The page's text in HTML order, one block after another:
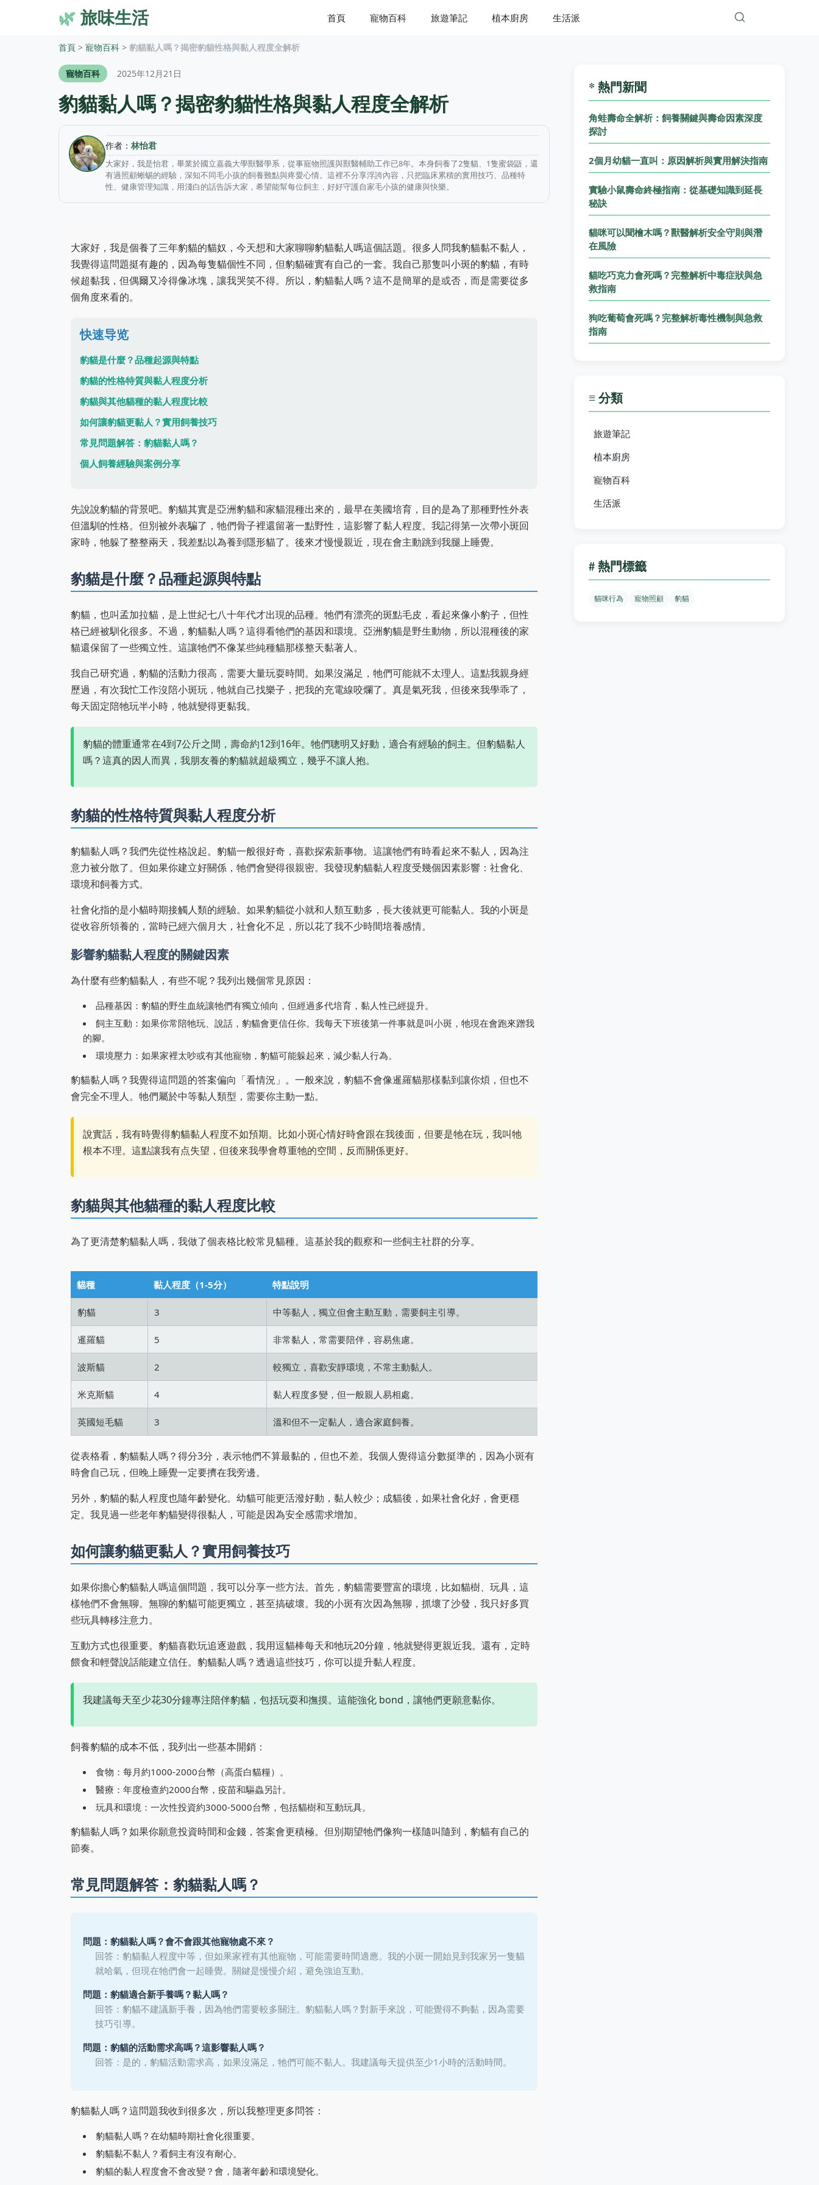
🌿旅味生活 首頁 寵物百科 旅遊筆記 植本廚房 生活派
首頁 > 寵物百科 > 豹貓黏人嗎？揭密豹貓性格與黏人程度全解析
寵物百科 2025年12月21日
豹貓黏人嗎？揭密豹貓性格與黏人程度全解析
作者： 林怡君
大家好，我是怡君，畢業於國立嘉義大學獸醫學系，從事寵物照護與獸醫輔助工作已8年。本身飼養了2隻貓、1隻蜜袋鼯，還
有過照顧蜥蜴的經驗，深知不同毛小孩的飼養難點與疼愛心情。這裡不分享浮誇內容，只把臨床累積的實用技巧、品種特
性、健康管理知識，用淺白的話告訴大家，希望能幫每位飼主，好好守護自家毛小孩的健康與快樂。
大家好，我是個養了三年豹貓的貓奴，今天想和大家聊聊豹貓黏人嗎這個話題。很多人問我豹貓黏不黏人，
我覺得這問題挺有趣的，因為每隻貓個性不同，但豹貓確實有自己的一套。我自己那隻叫小斑的豹貓，有時
候超黏我，但偶爾又冷得像冰塊，讓我哭笑不得。所以，豹貓黏人嗎？這不是簡單的是或否，而是需要從多
個角度來看的。
快速导览
豹貓是什麼？品種起源與特點
豹貓的性格特質與黏人程度分析
豹貓與其他貓種的黏人程度比較
如何讓豹貓更黏人？實用飼養技巧
常見問題解答：豹貓黏人嗎？
個人飼養經驗與案例分享
先說說豹貓的背景吧。豹貓其實是亞洲豹貓和家貓混種出來的，最早在美國培育，目的是為了那種野性外表
但溫馴的性格。但別被外表騙了，牠們骨子裡還留著一點野性，這影響了黏人程度。我記得第一次帶小斑回
家時，牠躲了整整兩天，我差點以為養到隱形貓了。後來才慢慢親近，現在會主動跳到我腿上睡覺。
豹貓是什麼？品種起源與特點
豹貓，也叫孟加拉貓，是上世紀七八十年代才出現的品種。牠們有漂亮的斑點毛皮，看起來像小豹子，但性
格已經被馴化很多。不過，豹貓黏人嗎？這得看牠們的基因和環境。亞洲豹貓是野生動物，所以混種後的家
貓還保留了一些獨立性。這讓牠們不像某些純種貓那樣整天黏著人。
我自己研究過，豹貓的活動力很高，需要大量玩耍時間。如果沒滿足，牠們可能就不太理人。這點我親身經
歷過，有次我忙工作沒陪小斑玩，牠就自己找樂子，把我的充電線咬爛了。真是氣死我，但後來我學乖了，
每天固定陪牠玩半小時，牠就變得更黏我。
豹貓的體重通常在4到7公斤之間，壽命約12到16年。牠們聰明又好動，適合有經驗的飼主。但豹貓黏人
嗎？這真的因人而異，我朋友養的豹貓就超級獨立，幾乎不讓人抱。
豹貓的性格特質與黏人程度分析
豹貓黏人嗎？我們先從性格說起。豹貓一般很好奇，喜歡探索新事物。這讓牠們有時看起來不黏人，因為注
意力被分散了。但如果你建立好關係，牠們會變得很親密。我發現豹貓黏人程度受幾個因素影響：社會化、
環境和飼養方式。
社會化指的是小貓時期接觸人類的經驗。如果豹貓從小就和人類互動多，長大後就更可能黏人。我的小斑是
從收容所領養的，當時已經六個月大，社會化不足，所以花了我不少時間培養感情。
影響豹貓黏人程度的關鍵因素
為什麼有些豹貓黏人，有些不呢？我列出幾個常見原因：
品種基因：豹貓的野生血統讓牠們有獨立傾向，但經過多代培育，黏人性已經提升。
飼主互動：如果你常陪牠玩、說話，豹貓會更信任你。我每天下班後第一件事就是叫小斑，牠現在會跑來蹭我
的腳。
環境壓力：如果家裡太吵或有其他寵物，豹貓可能躲起來，減少黏人行為。
豹貓黏人嗎？我覺得這問題的答案偏向「看情況」。一般來說，豹貓不會像暹羅貓那樣黏到讓你煩，但也不
會完全不理人。牠們屬於中等黏人類型，需要你主動一點。
說實話，我有時覺得豹貓黏人程度不如預期。比如小斑心情好時會跟在我後面，但要是牠在玩，我叫牠
根本不理。這點讓我有点失望，但後來我學會尊重牠的空間，反而關係更好。
豹貓與其他貓種的黏人程度比較
為了更清楚豹貓黏人嗎，我做了個表格比較常見貓種。這基於我的觀察和一些飼主社群的分享。
貓種 黏人程度（1-5分） 特點說明
豹貓 3 中等黏人，獨立但會主動互動，需要飼主引導。
暹羅貓 5 非常黏人，常需要陪伴，容易焦慮。
波斯貓 2 較獨立，喜歡安靜環境，不常主動黏人。
米克斯貓 4 黏人程度多變，但一般親人易相處。
英國短毛貓 3 溫和但不一定黏人，適合家庭飼養。
從表格看，豹貓黏人嗎？得分3分，表示牠們不算最黏的，但也不差。我個人覺得這分數挺準的，因為小斑有
時會自己玩，但晚上睡覺一定要擠在我旁邊。
另外，豹貓的黏人程度也隨年齡變化。幼貓可能更活潑好動，黏人較少；成貓後，如果社會化好，會更穩
定。我見過一些老年豹貓變得很黏人，可能是因為安全感需求增加。
如何讓豹貓更黏人？實用飼養技巧
如果你擔心豹貓黏人嗎這個問題，我可以分享一些方法。首先，豹貓需要豐富的環境，比如貓樹、玩具，這
樣牠們不會無聊。無聊的豹貓可能更獨立，甚至搞破壞。我的小斑有次因為無聊，抓壞了沙發，我只好多買
些玩具轉移注意力。
互動方式也很重要。豹貓喜歡玩追逐遊戲，我用逗貓棒每天和牠玩20分鐘，牠就變得更親近我。還有，定時
餵食和輕聲說話能建立信任。豹貓黏人嗎？透過這些技巧，你可以提升黏人程度。
我建議每天至少花30分鐘專注陪伴豹貓，包括玩耍和撫摸。這能強化 bond，讓牠們更願意黏你。
飼養豹貓的成本不低，我列出一些基本開銷：
食物：每月約1000-2000台幣（高蛋白貓糧）。
醫療：年度檢查約2000台幣，疫苗和驅蟲另計。
玩具和環境：一次性投資約3000-5000台幣，包括貓樹和互動玩具。
豹貓黏人嗎？如果你願意投資時間和金錢，答案會更積極。但別期望牠們像狗一樣隨叫隨到，豹貓有自己的
節奏。
常見問題解答：豹貓黏人嗎？
問題：豹貓黏人嗎？會不會跟其他寵物處不來？
回答：豹貓黏人程度中等，但如果家裡有其他寵物，可能需要時間適應。我的小斑一開始見到我家另一隻貓
就哈氣，但現在牠們會一起睡覺。關鍵是慢慢介紹，避免強迫互動。
問題：豹貓適合新手養嗎？黏人嗎？
回答：豹貓不建議新手養，因為牠們需要較多關注。豹貓黏人嗎？對新手來說，可能覺得不夠黏，因為需要
技巧引導。
問題：豹貓的活動需求高嗎？這影響黏人嗎？
回答：是的，豹貓活動需求高，如果沒滿足，牠們可能不黏人。我建議每天提供至少1小時的活動時間。
豹貓黏人嗎？這問題我收到很多次，所以我整理更多問答：
豹貓黏人嗎？在幼貓時期社會化很重要。
豹貓黏不黏人？看飼主有沒有耐心。
豹貓的黏人程度會不會改變？會，隨著年齡和環境變化。
* 熱門新聞
角蛙壽命全解析：飼養關鍵與壽命因素深度
探討
2個月幼貓一直叫：原因解析與實用解決指南
實驗小鼠壽命終極指南：從基礎知識到延長
秘訣
貓咪可以聞檜木嗎？獸醫解析安全守則與潛
在風險
貓吃巧克力會死嗎？完整解析中毒症狀與急
救指南
狗吃葡萄會死嗎？完整解析毒性機制與急救
指南
≡ 分類
旅遊筆記
植本廚房
寵物百科
生活派
# 熱門標籤
貓咪行為 寵物照顧 豹貓